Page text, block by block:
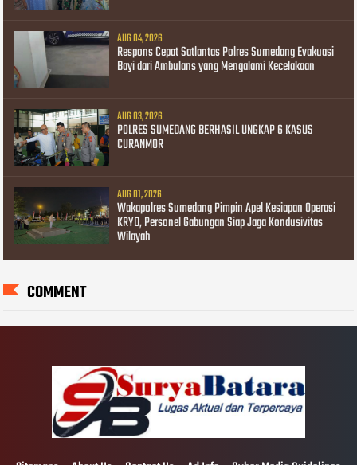
AUG 04, 2026
Respons Cepat Satlantas Polres Sumedang Evakuasi
Bayi dari Ambulans yang Mengalami Kecelakaan
AUG 03, 2026
POLRES SUMEDANG BERHASIL UNGKAP 6 KASUS
CURANMOR
AUG 01, 2026
Wakapolres Sumedang Pimpin Apel Kesiapan Operasi
KRYD, Personel Gabungan Siap Jaga Kondusivitas
Wilayah
COMMENT